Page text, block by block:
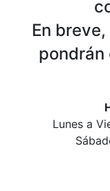
En
pondrán
Lunes a